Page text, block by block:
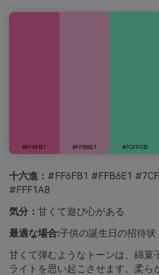
十六進： #FF6FB1 #FFB6E1
#FFF1A8
気分： 甘くて遊び心がある
最適な場合:子供の誕生日の招待状
甘くて弾むようなトーンは、綿菓
ライトを思い起こさせます。柔ら